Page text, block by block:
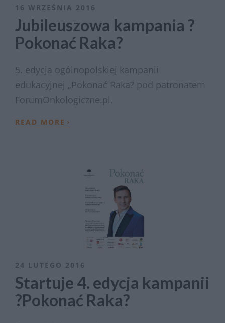
16 WRZEŚNIA 2016
Jubileuszowa kampania ?
Pokonać Raka?
5. edycja ogólnopolskiej kampanii
edukacyjnej „Pokonać Raka? pod patronatem
ForumOnkologiczne.pl.
READ MORE ›
24 LUTEGO 2016
Startuje 4. edycja kampanii
?Pokonać Raka?